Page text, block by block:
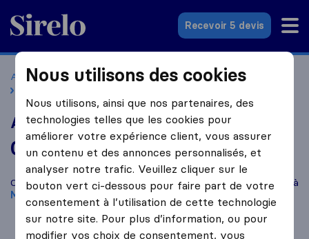
Sirelo.fr
Recevoir 5 devis
Accueil Déménageurs France
Déménageurs Montpellier
ADM Déménagement
0,0 basé sur
avis Sirelo et Google
i
Comparez ADM Déménagement avec d'autresdéménageurs
à
Montpellier
Nous utilisons des cookies
Nous utilisons, ainsi que nos partenaires, des
technologies telles que les cookies pour
améliorer votre expérience client, vous assurer
un contenu et des annonces personnalisés, et
analyser notre trafic. Veuillez cliquer sur le
bouton vert ci-dessous pour faire part de votre
consentement à l’utilisation de cette technologie
sur notre site. Pour plus d’information, ou pour
modifier vos choix de consentement, vous